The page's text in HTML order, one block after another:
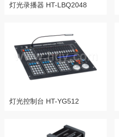
灯光录播器 HT-LBQ2048
灯光控制台 HT-YG512